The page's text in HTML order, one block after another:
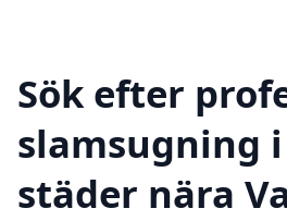
Sök efter
slamsugning
städer nära